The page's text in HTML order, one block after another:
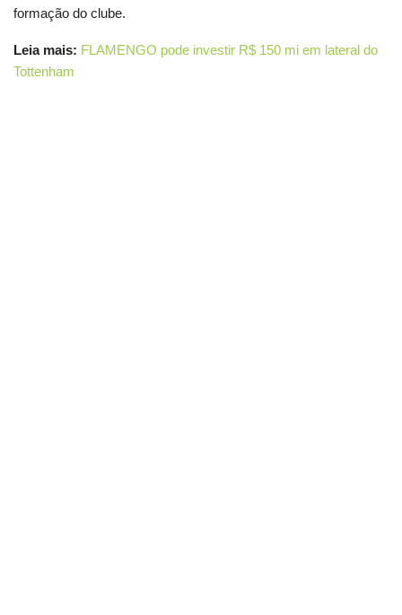
formação do clube.
Leia mais: FLAMENGO pode investir R$ 150 mi em lateral do
Tottenham